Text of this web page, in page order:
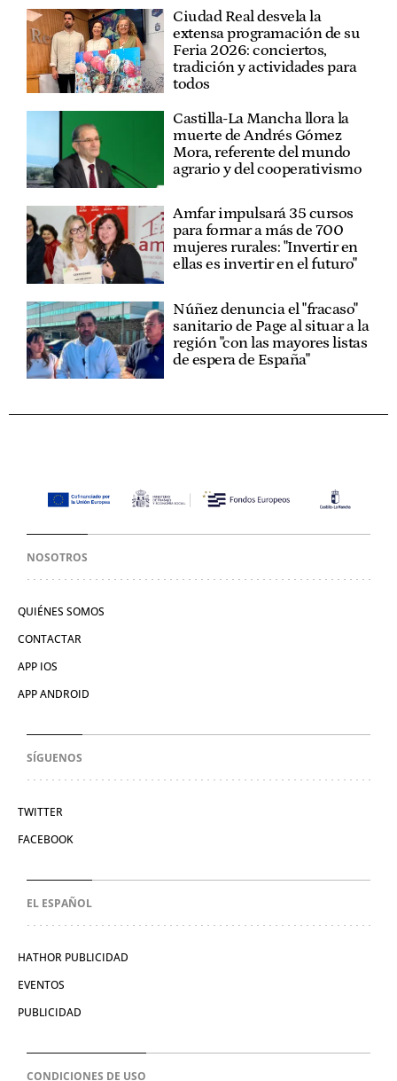
Ciudad Real desvela la
extensa programación de su
Feria 2026: conciertos,
tradición y actividades para
todos
Castilla-La Mancha llora la
muerte de Andrés Gómez
Mora, referente del mundo
agrario y del cooperativismo
Amfar impulsará 35 cursos
para formar a más de 700
mujeres rurales: "Invertir en
ellas es invertir en el futuro"
Núñez denuncia el "fracaso"
sanitario de Page al situar a la
región "con las mayores listas
de espera de España"
NOSOTROS
QUIÉNES SOMOS
CONTACTAR
APP IOS
APP ANDROID
SÍGUENOS
TWITTER
FACEBOOK
EL ESPAÑOL
HATHOR PUBLICIDAD
EVENTOS
PUBLICIDAD
CONDICIONES DE USO